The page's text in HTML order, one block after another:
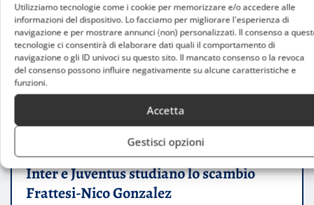
Utilizziamo tecnologie come i cookie per memorizzare e/o accedere alle
informazioni del dispositivo. Lo facciamo per migliorare l'esperienza di
navigazione e per mostrare annunci (non) personalizzati. Il consenso a
tecnologie ci consentirà di elaborare dati quali il comportamento di
navigazione o gli ID univoci su questo sito. Il mancato consenso o la revoca
del consenso possono influire negativamente su alcune caratteristiche e
funzioni.
Accetta
Gestisci opzioni
Inter e Juventus studiano lo scambio
Frattesi-Nico Gonzalez